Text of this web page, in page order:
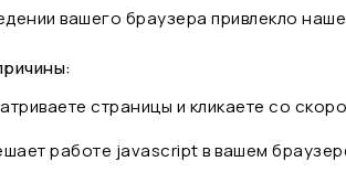
вашего браузера привлекло
страницы и кликаете со
работе javascript в вашем